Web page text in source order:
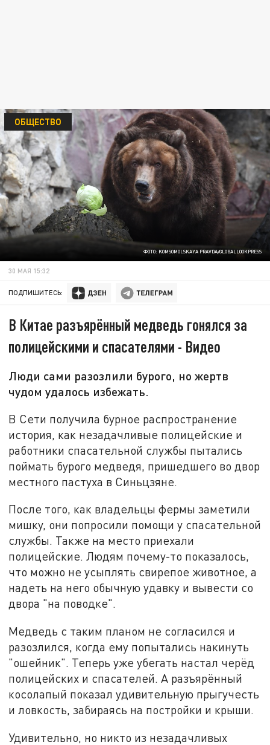
ФОТО: KOMSOMOLSKAYA PRAVDA/GLOBALLOOKPRESS
ОБЩЕСТВО
30 МАЯ 15:32
ПОДПИШИТЕСЬ:
В Китае разъярённый медведь гонялся за
полицейскими и спасателями - Видео
Люди сами разозлили бурого, но жертв
чудом удалось избежать.
В Сети получила бурное распространение
история, как незадачливые полицейские и
работники спасательной службы пытались
поймать бурого медведя, пришедшего во двор
местного пастуха в Синьцзяне.
После того, как владельцы фермы заметили
мишку, они попросили помощи у спасательной
службы. Также на место приехали
полицейские. Людям почему-то показалось,
что можно не усыплять свирепое животное, а
надеть на него обычную удавку и вывести со
двора "на поводке".
Медведь с таким планом не согласился и
разозлился, когда ему попытались накинуть
"ошейник". Теперь уже убегать настал черёд
полицейских и спасателей. А разъярённый
косолапый показал удивительную прыгучесть
и ловкость, забираясь на постройки и крыши.
Удивительно, но никто из незадачливых